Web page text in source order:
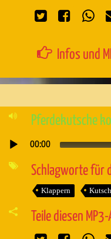
Infos und
Pferdekutsche
Audio-
00:00
Schlagworte für
Klappern
Teile diesen